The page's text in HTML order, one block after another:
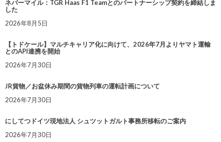
ネバーマイル：TGR Haas F1 Teamとのパートナーシップ契約を締結しま
した
2026年8月5日
【トドケール】マルチキャリア化に向けて、2026年7月よりヤマト運輸
とのAPI連携を開始
2026年7月30日
JR貨物／お盆休み期間の貨物列車の運転計画について
2026年7月30日
にしてつドイツ現地法人 シュツットガルト事務所移転のご案内
2026年7月30日